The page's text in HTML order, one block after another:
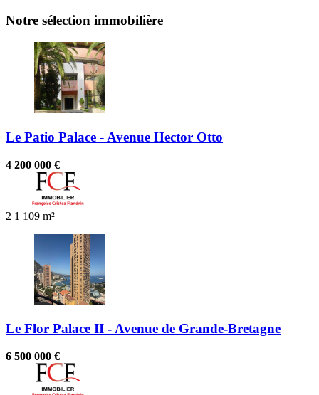
Notre sélection immobilière
Le Patio Palace - Avenue Hector Otto
4 200 000 €
2 1 109 m²
Le Flor Palace II - Avenue de Grande-Bretagne
6 500 000 €